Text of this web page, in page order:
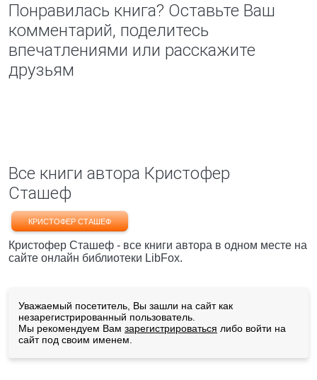
Понравилась книга? Оставьте Ваш
комментарий, поделитесь
впечатлениями или расскажите
друзьям
Все книги автора Кристофер
Сташеф
КРИСТОФЕР СТАШЕФ
Кристофер Сташеф - все книги автора в одном месте на
сайте онлайн библиотеки LibFox.
Уважаемый посетитель, Вы зашли на сайт как
незарегистрированный пользователь.
Мы рекомендуем Вам зарегистрироваться либо войти на
сайт под своим именем.